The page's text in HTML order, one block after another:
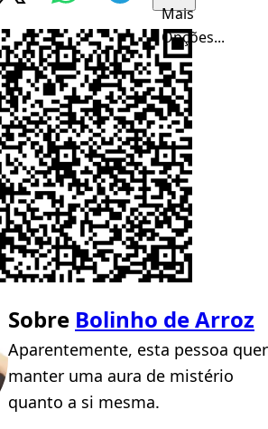
Mais
Opções...
Sobre Bolinho de Arroz
Aparentemente, esta pessoa quer
manter uma aura de mistério
quanto a si mesma.